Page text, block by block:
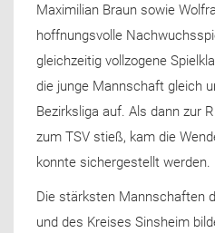
Maximilian Braun sowie
hoffnungsvolle
gleichzeitig vollzogene
die junge Mannschaft gleich
Bezirksliga auf. Als dann zur
zum TSV stieß, kam die
konnte sichergestellt werden.
Die stärksten Mannschaften
und des Kreises Sinsheim